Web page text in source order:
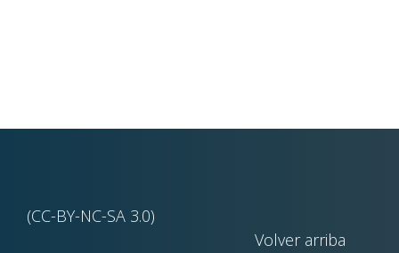
(CC-BY-NC-SA 3.0)
Volver arriba